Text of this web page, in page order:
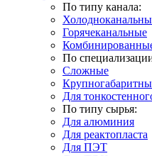
По типу канала:
Горячеканальные
По
Сложные
Для
По типу сырья:
Для алюминия
Для реактопласта
Для ПЭТ